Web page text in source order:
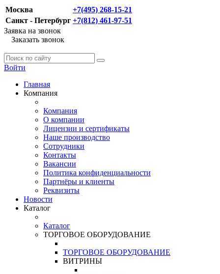
Москва
+7(495) 268-15-21
Санкт - Петербург +7(812) 461-97-51
Заявка на звонок
Заказать звонок
Войти
Главная
Компания
Компания
О компании
Лицензии и сертификаты
Наше производство
Сотрудники
Контакты
Вакансии
Политика конфиденциальности
Партнёры и клиенты
Реквизиты
Новости
Каталог
Каталог
ТОРГОВОЕ ОБОРУДОВАНИЕ
ТОРГОВОЕ ОБОРУДОВАНИЕ
ВИТРИНЫ